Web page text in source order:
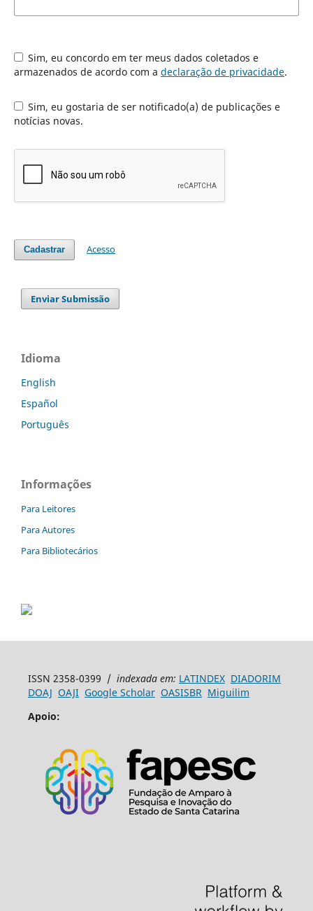
Sim, eu concordo em ter meus dados coletados e
armazenados de acordo com a declaração de privacidade.
Sim, eu gostaria de ser notificado(a) de publicações e
notícias novas.
Cadastrar Acesso
Enviar Submissão
Idioma
English
Español
Português
Informações
Para Leitores
Para Autores
Para Bibliotecários
ISSN 2358-0399 / indexada em: LATINDEX DIADORIM
DOAJ OAJI Google Scholar OASISBR Miguilim
Apoio: